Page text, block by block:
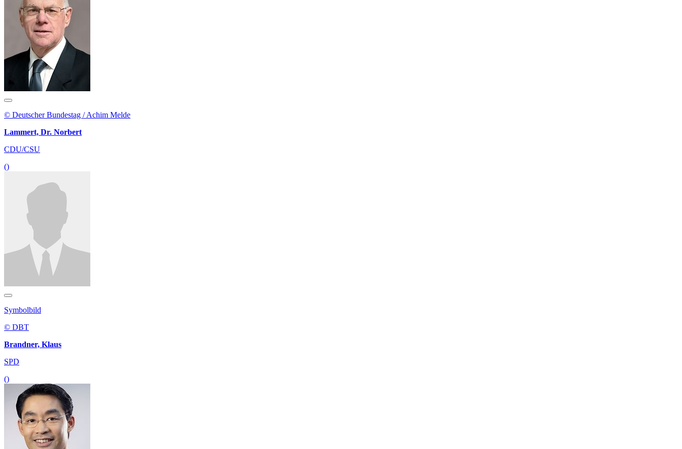
© Deutscher Bundestag / Achim Melde
Lammert, Dr. Norbert
CDU/CSU
()
Symbolbild
© DBT
Brandner, Klaus
SPD
()